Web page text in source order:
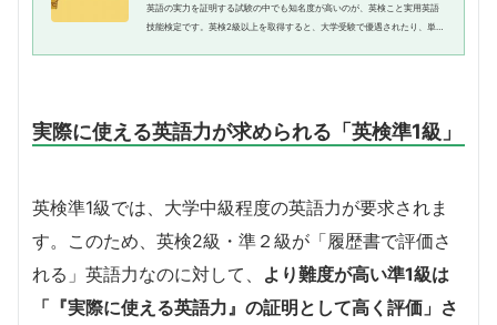
英語の実力を証明する試験の中でも知名度が高いのが、英検こと実用英語
技能検定です。英検2級以上を取得すると、大学受験で優遇されたり、単位
実際に使える英語力が求められる「英検準1級」
英検準1級では、大学中級程度の英語力が要求されま
す。このため、英検2級・準２級が「履歴書で評価さ
れる」英語力なのに対して、 より難度が高い準1級は
「『実際に使える英語力』の証明として高く評価」さ